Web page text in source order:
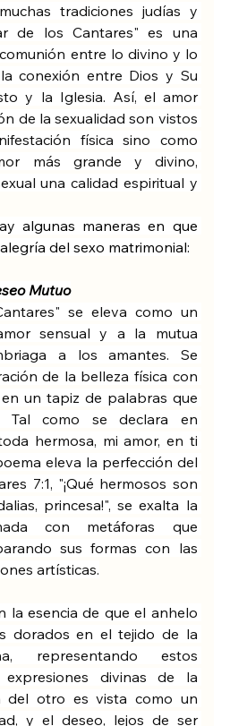
tradiciones judías y
de los Cantares" es una
entre lo divino y lo
conexión entre Dios y Su
y la Iglesia. Así, el amor
de la sexualidad son vistos
física sino como
más grande y divino,
una calidad espiritual y
algunas maneras en que
del sexo matrimonial:
Mutuo
se eleva como un
sensual y a la mutua
a los amantes. Se
de la belleza física con
un tapiz de palabras que
Tal como se declara en
hermosa, mi amor, en ti
eleva la perfección del
7:1, "¡Qué hermosos son
princesa!", se exalta la
con metáforas que
sus formas con las
artísticas.
la esencia de que el anhelo
dorados en el tejido de la
representando estos
expresiones divinas de la
del otro es vista como un
y el deseo, lejos de ser